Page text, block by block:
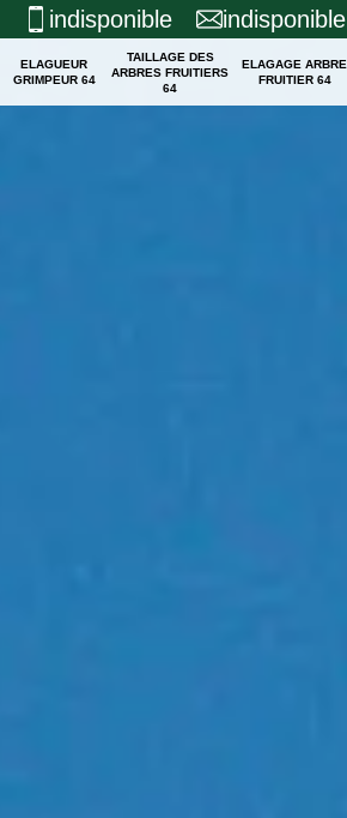
indisponible indisponible
ELAGUEUR
GRIMPEUR 64
TAILLAGE DES
ARBRES FRUITIERS
64
ELAGAGE ARBRE
FRUITIER 64